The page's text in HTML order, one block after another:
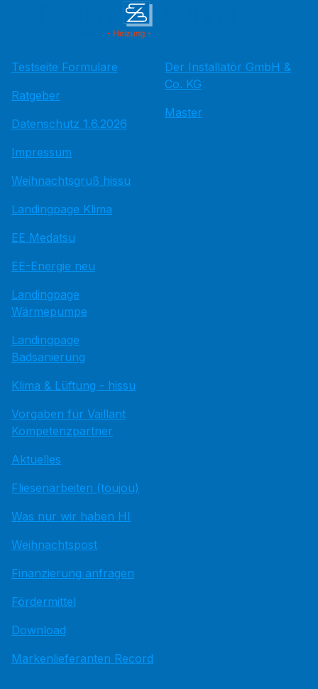
Testseite Formulare
Ratgeber
Datenschutz 1.6.2026
Impressum
Weihnachtsgruß hissu
Landingpage Klima
EE Medatsu
EE-Energie neu
Landingpage
Wärmepumpe
Landingpage
Badsanierung
Klima & Lüftung - hissu
Vorgaben für Vaillant
Kompetenzpartner
Aktuelles
Fliesenarbeiten (toujou)
Was nur wir haben HI
Weihnachtspost
Finanzierung anfragen
Fördermittel
Download
Markenlieferanten Record
Der Installatör GmbH &
Co. KG
Master